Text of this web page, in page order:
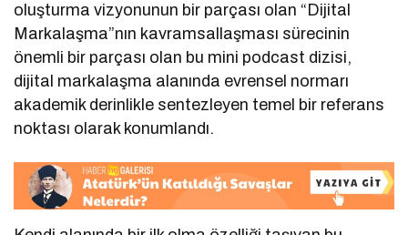
oluşturma vizyonunun bir parçası olan “Dijital
Markalaşma”nın kavramsallaşması sürecinin
önemli bir parçası olan bu mini podcast dizisi,
dijital markalaşma alanında evrensel normarı
akademik derinlikle sentezleyen temel bir referans
noktası olarak konumlandı.